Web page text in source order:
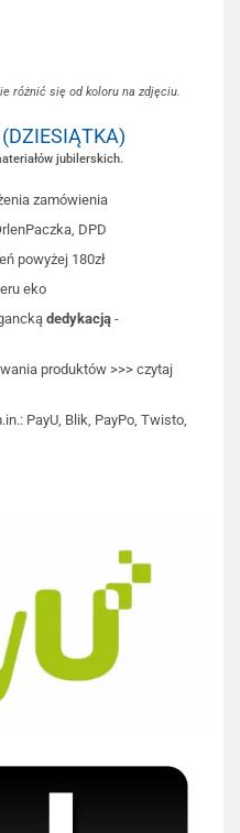
różnić się od koloru na zdjęciu.
(DZIESIĄTKA)
jubilerskich.
zamówienia
DPD
powyżej 180zł
eko
dedykacją -
produktów >>> czytaj
PayU, Blik, PayPo, Twisto,